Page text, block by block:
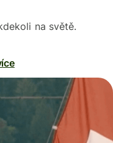
na světě.